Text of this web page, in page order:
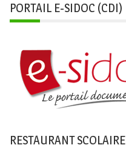
PORTAIL E-SIDOC (CDI)
RESTAURANT SCOLAIRE